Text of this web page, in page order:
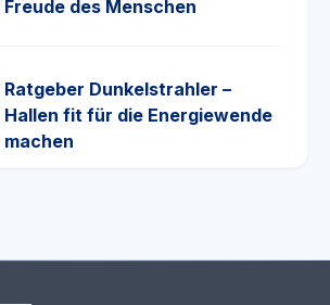
Freude des Menschen
Ratgeber Dunkelstrahler –
Hallen fit für die Energiewende
machen